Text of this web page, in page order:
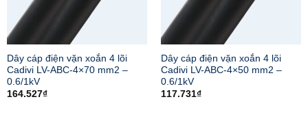
Dây cáp điện vặn xoắn 4 lõi
Cadivi LV-ABC-4×70 mm2 –
0.6/1kV
164.527₫
Dây cáp điện vặn xoắn 4 lõi
Cadivi LV-ABC-4×50 mm2 –
0.6/1kV
117.731₫